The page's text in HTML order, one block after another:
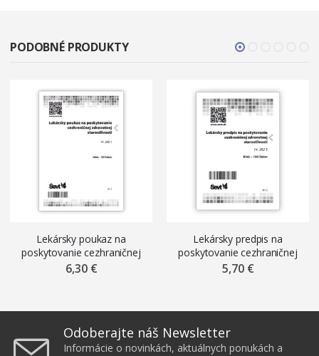
PODOBNÉ PRODUKTY
Lekársky poukaz na
poskytovanie cezhraničnej
zdravotnej starostlivosti
6,30 €
Lekársky predpis na
poskytovanie cezhraničnej
zdravotnej starostlivosti
5,70 €
Odoberajte náš Newsletter
Informácie o novinkách, aktuálnych ponukách a